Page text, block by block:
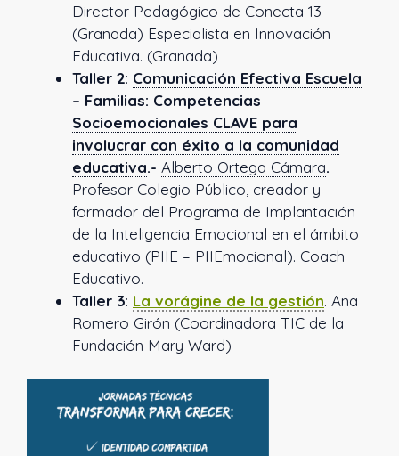
Director Pedagógico de Conecta 13
(Granada) Especialista en Innovación
Educativa. (Granada)
Taller 2: Comunicación Efectiva Escuela
– Familias: Competencias
Socioemocionales CLAVE para
involucrar con éxito a la comunidad
educativa.- Alberto Ortega Cámara.
Profesor Colegio Público, creador y
formador del Programa de Implantación
de la Inteligencia Emocional en el ámbito
educativo (PIIE – PIIEmocional). Coach
Educativo.
Taller 3: La vorágine de la gestión. Ana
Romero Girón (Coordinadora TIC de la
Fundación Mary Ward)